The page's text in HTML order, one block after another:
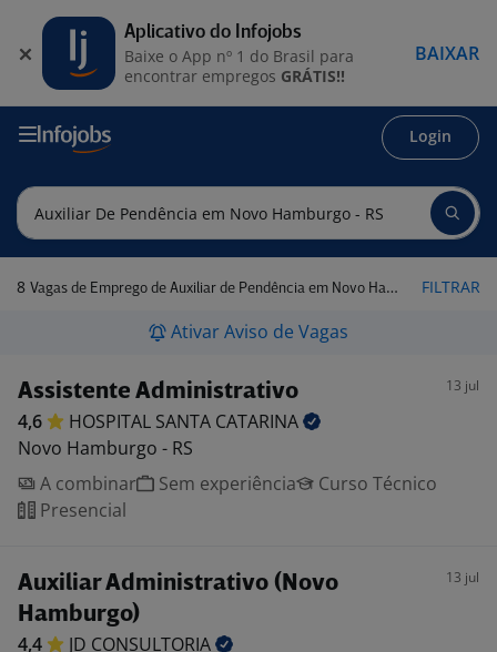
Login
8 Vagas de Emprego de Auxiliar de Pendência em Novo Hamburgo - RS FILTRAR
Ativar Aviso de Vagas
Assistente Administrativo 13 jul
4,6 HOSPITAL SANTA CATARINA
Novo Hamburgo - RS
A combinar
Sem experiência
Curso Técnico
Presencial
Auxiliar Administrativo (Novo
Hamburgo)
13 jul
4,4 JD CONSULTORIA
Aplicativo do Infojobs
Baixe o App nº 1 do Brasil para
encontrar empregos GRÁTIS!!
BAIXAR